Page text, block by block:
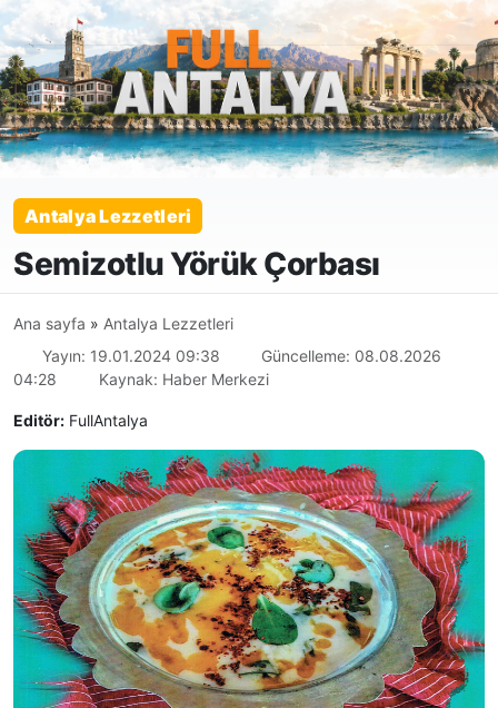
Antalya Lezzetleri
Semizotlu Yörük Çorbası
Ana sayfa » Antalya Lezzetleri
Yayın: 19.01.2024 09:38
Güncelleme: 08.08.2026
04:28
Kaynak: Haber Merkezi
Editör: FullAntalya